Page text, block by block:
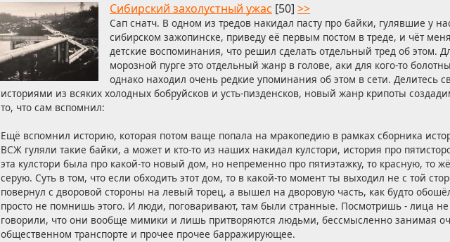
Сибирский захолустный ужас [50] >>
Сап снатч. В одном из тредов накидал пасту про байки, гулявшие у
сибирском зажопинске, приведу её первым постом в треде, и чёт
детские воспоминания, что решил сделать отдельный тред об этом.
морозной пурге это отдельный жанр в голове, аки для кого-то
однако находил очень редкие упоминания об этом в сети. Делитесь
историями из всяких холодных бобруйсков и усть-пизденсков, новый жанр крипоты
то, что сам вспомнил:
Ещё вспомнил историю, которая потом ваще попала на мракопедию в рамках сборника
ВСЖ гуляли такие байки, а может и кто-то из наших накидал кулстори, история про
эта кулстори была про какой-то новый дом, но непременно про пятиэтажку, то красную, то
серую. Суть в том, что если обходить этот дом, то в какой-то момент ты выходил не с той
повернул с дворовой стороны на левый торец, а вышел на дворовую часть, как будто
просто не помнишь этого. И люди, поговаривают, там были странные. Посмотришь - лица
говорили, что они вообще мимики и лишь притворяются людьми, бессмысленно занимая
общественном транспорте и прочее прочее барражирующее.